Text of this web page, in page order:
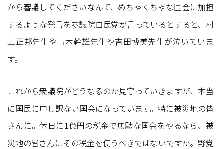
から審議してくださいなんて、めちゃくちゃな国会に加担
するような発言を参議院自民党が言っているとすると、村
上正邦先生や青木幹雄先生や吉田博美先生が泣いていま
す。
これから衆議院がどうなるのか見守っていきますが、本当
に国民に申し訳ない国会になっています。特に被災地の皆
さんに。休日に1億円の税金で無駄な国会をやるなら、被
災地の皆さんにその税金を使うべきではないですか。野党